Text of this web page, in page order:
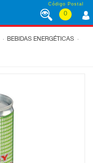
Código Postal
0
. BEBIDAS ENERGÉTICAS .